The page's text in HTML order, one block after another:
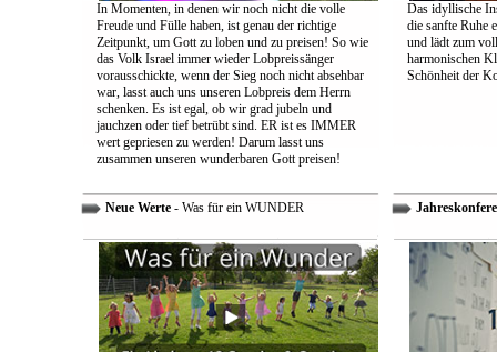
In Momenten, in denen wir noch nicht die volle
Freude und Fülle haben, ist genau der richtige
Zeitpunkt, um Gott zu loben und zu preisen! So wie
das Volk Israel immer wieder Lobpreissänger
vorausschickte, wenn der Sieg noch nicht absehbar
war, lasst auch uns unseren Lobpreis dem Herrn
schenken. Es ist egal, ob wir grad jubeln und
jauchzen oder tief betrübt sind. ER ist es IMMER
wert gepriesen zu werden! Darum lasst uns
zusammen unseren wunderbaren Gott preisen!
Das idyllische
die sanfte Ruhe
und lädt zum
harmonischen
Schönheit der
Neue Werte- Was für ein WUNDER